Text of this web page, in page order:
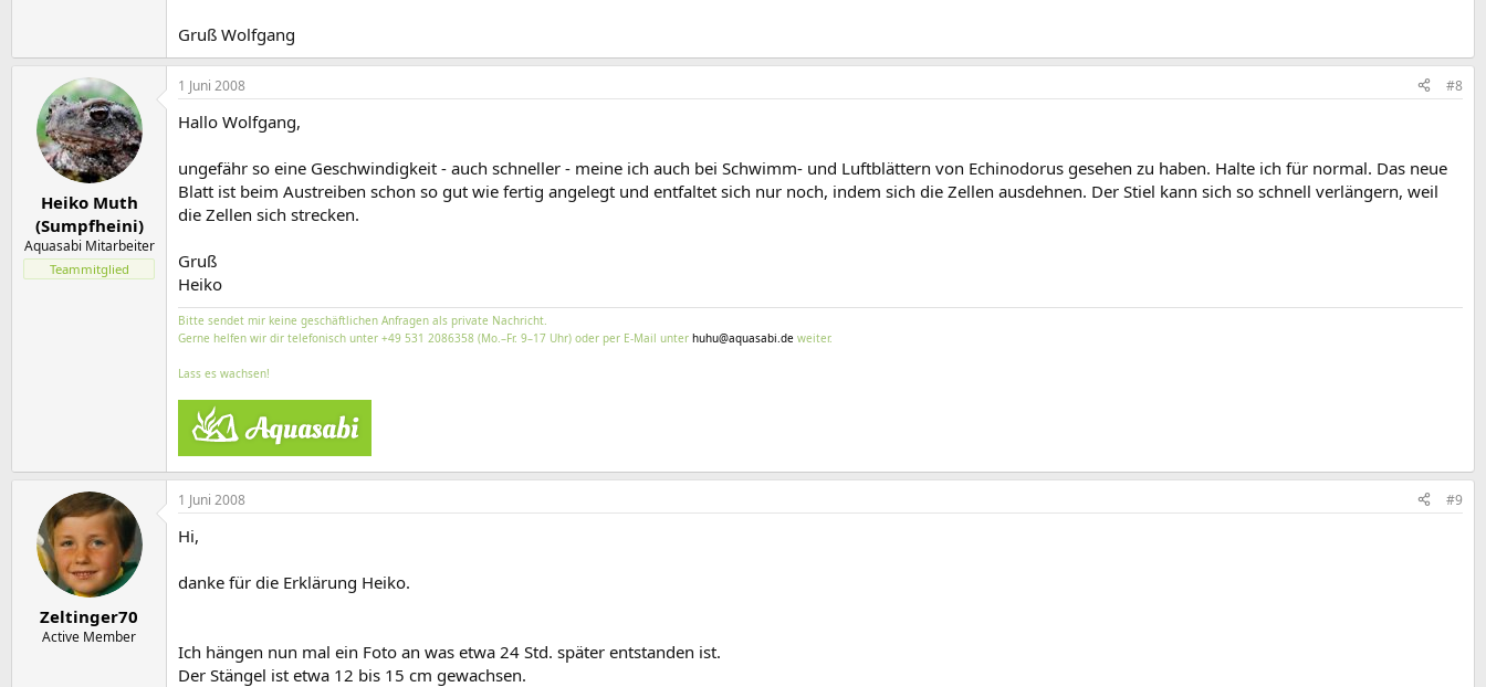
Gruß Wolfgang
Heiko Muth
(Sumpfheini)
Aquasabi Mitarbeiter
Teammitglied
1 Juni 2008 #8
Hallo Wolfgang,
ungefähr so eine Geschwindigkeit - auch schneller - meine ich auch bei Schwimm- und Luftblättern von Echinodorus gesehen zu haben. Halte ich für normal. Das neue
Blatt ist beim Austreiben schon so gut wie fertig angelegt und entfaltet sich nur noch, indem sich die Zellen ausdehnen. Der Stiel kann sich so schnell verlängern, weil
die Zellen sich strecken.
Gruß
Heiko
Bitte sendet mir keine geschäftlichen Anfragen als private Nachricht.
Gerne helfen wir dir telefonisch unter +49 531 2086358 (Mo.–Fr. 9–17 Uhr) oder per E-Mail unter huhu@aquasabi.de weiter.
Lass es wachsen!
Zeltinger70
Active Member
1 Juni 2008 #9
Hi,
danke für die Erklärung Heiko.
Ich hängen nun mal ein Foto an was etwa 24 Std. später entstanden ist.
Der Stängel ist etwa 12 bis 15 cm gewachsen.